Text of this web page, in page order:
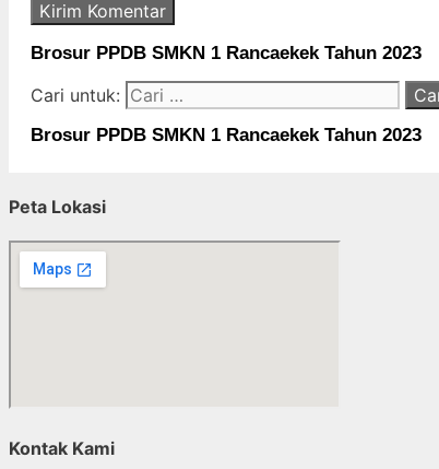
Brosur PPDB SMKN 1 Rancaekek Tahun 2023
Cari untuk:
Brosur PPDB SMKN 1 Rancaekek Tahun 2023
Peta Lokasi
Kontak Kami